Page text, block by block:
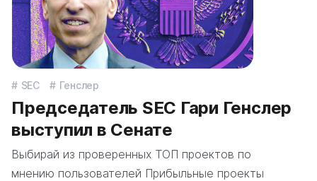
SEC Генслер
Председатель SEC Гари Генслер
выступил в Сенате
Выбирай из проверенных ТОП проектов по
мнению пользователей Прибыльные проекты